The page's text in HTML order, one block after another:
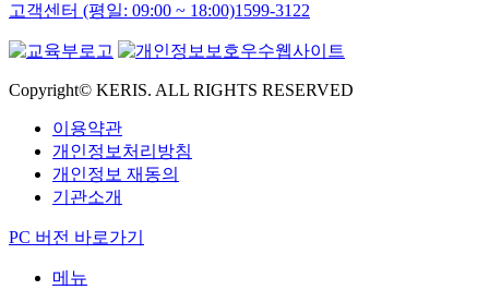
고객센터 (평일: 09:00 ~ 18:00)1599-3122
Copyright© KERIS. ALL RIGHTS RESERVED
이용약관
개인정보처리방침
개인정보 재동의
기관소개
PC 버전 바로가기
메뉴